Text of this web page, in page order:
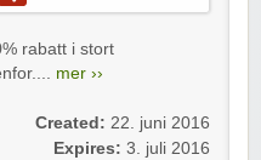
rabatt i stort
mer ››
Created: 22. juni 2016
Expires: 3. juli 2016